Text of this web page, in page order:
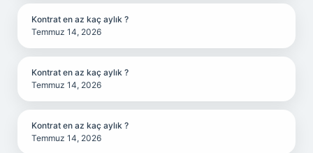
Kontrat en az kaç aylık ?
Temmuz 14, 2026
Kontrat en az kaç aylık ?
Temmuz 14, 2026
Kontrat en az kaç aylık ?
Temmuz 14, 2026